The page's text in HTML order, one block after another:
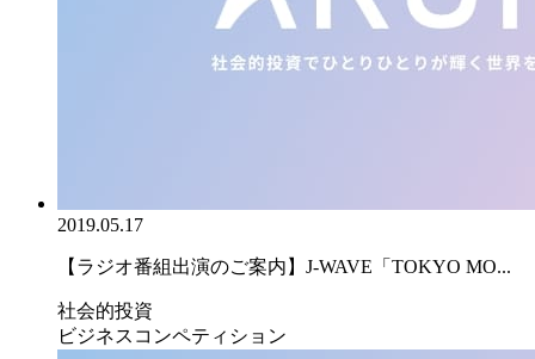
2019.05.17
【ラジオ番組出演のご案内】J-WAVE「TOKYO MO...
社会的投資
ビジネスコンペティション